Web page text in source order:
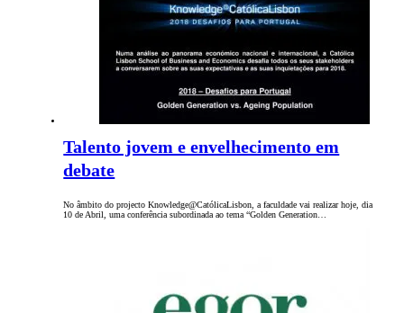
Talento jovem e envelhecimento em
debate
No âmbito do projecto Knowledge@CatólicaLisbon, a faculdade vai realizar hoje, dia
10 de Abril, uma conferência subordinada ao tema “Golden Generation…